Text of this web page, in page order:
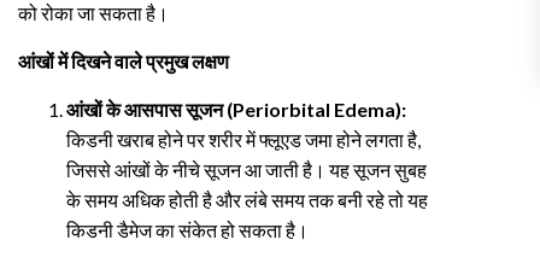
को रोका जा सकता है।
आंखों में दिखने वाले प्रमुख लक्षण
आंखों के आसपास सूजन (Periorbital Edema):
किडनी खराब होने पर शरीर में फ्लूएड जमा होने लगता है,
जिससे आंखों के नीचे सूजन आ जाती है। यह सूजन सुबह
के समय अधिक होती है और लंबे समय तक बनी रहे तो यह
किडनी डैमेज का संकेत हो सकता है।